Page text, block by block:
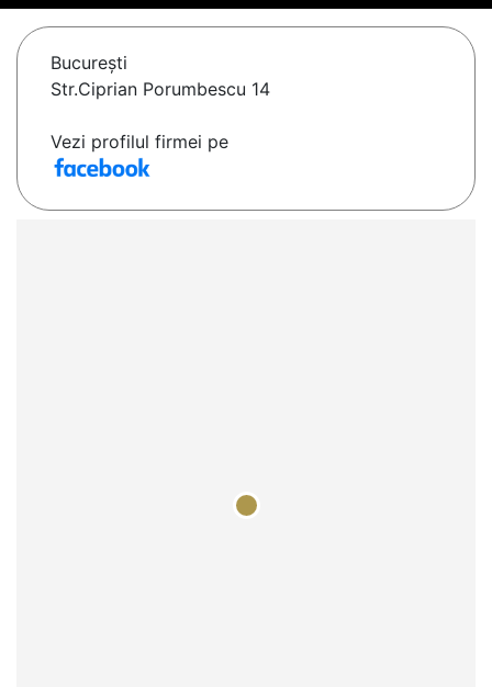
Bucureşti
Str.Ciprian Porumbescu 14
Vezi profilul firmei pe